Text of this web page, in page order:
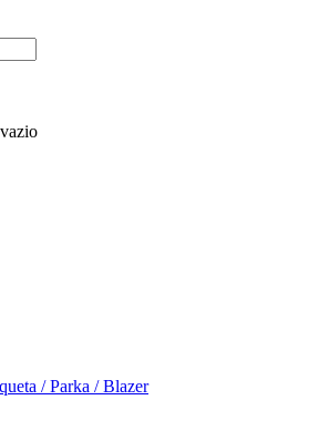
/ Parka / Blazer